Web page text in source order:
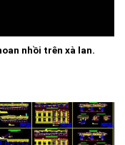
nhồi trên xà lan.